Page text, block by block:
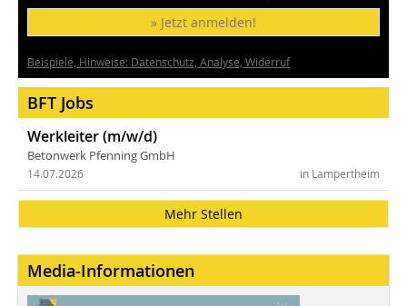
» Jetzt anmelden!
Beispiele, Hinweise: Datenschutz, Analyse, Widerruf
BFT Jobs
Werkleiter (m/w/d)
Betonwerk Pfenning GmbH
in Lampertheim
14.07.2026
Mehr Stellen
Media-Informationen